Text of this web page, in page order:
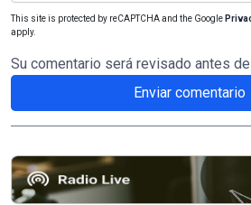
This site is protected by reCAPTCHA and the Google
apply.
Su comentario será revisado antes
Enviar comentario